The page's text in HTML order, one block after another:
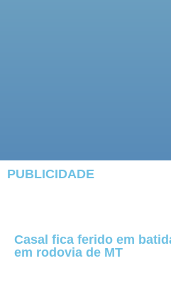
PUBLICIDADE
Casal fica ferido em
em rodovia de MT